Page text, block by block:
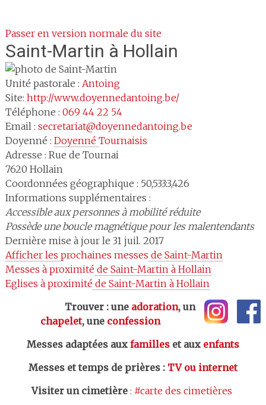
Passer en version normale du site
Saint-Martin à Hollain
Unité pastorale : Antoing
Site: http://www.doyennedantoing.be/
Téléphone : 069 44 22 54
Email : secretariat@doyennedantoing.be
Doyenné : Doyenné Tournaisis
Adresse : Rue de Tournai
7620 Hollain
Coordonnées géographique : 50,533:3,426
Informations supplémentaires :
Accessible aux personnes à mobilité réduite
Possède une boucle magnétique pour les malentendants
Dernière mise à jour le 31 juil. 2017
Afficher les prochaines messes de Saint-Martin
Messes à proximité de Saint-Martin à Hollain
Eglises à proximité de Saint-Martin à Hollain
Trouver : une adoration, un
chapelet, une confession
Messes adaptées aux familleset aux enfants
Messes et temps de prières: TV ou internet
Visiter un cimetière: #carte des cimetières